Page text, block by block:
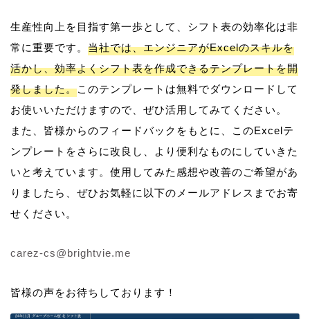
生産性向上を目指す第一歩として、シフト表の効率化は非
常に重要です。 当社では、エンジニアがExcelのスキルを
活かし、効率よくシフト表を作成できるテンプレートを開
発しました。このテンプレートは無料でダウンロードして
お使いいただけますので、ぜひ活用してみてください。
また、皆様からのフィードバックをもとに、このExcelテ
ンプレートをさらに改良し、より便利なものにしていきた
いと考えています。使用してみた感想や改善のご希望があ
りましたら、ぜひお気軽に以下のメールアドレスまでお寄
せください。
carez-cs@brightvie.me
皆様の声をお待ちしております！